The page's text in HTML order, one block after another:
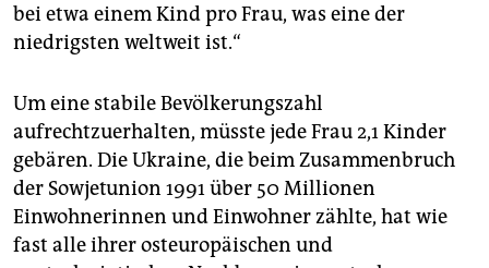
bei etwa einem Kind pro Frau, was eine der
niedrigsten weltweit ist.“
Um eine stabile Bevölkerungszahl
aufrechtzuerhalten, müsste jede Frau 2,1 Kinder
gebären. Die Ukraine, die beim Zusammenbruch
der Sowjetunion 1991 über 50 Millionen
Einwohnerinnen und Einwohner zählte, hat wie
fast alle ihrer osteuropäischen und